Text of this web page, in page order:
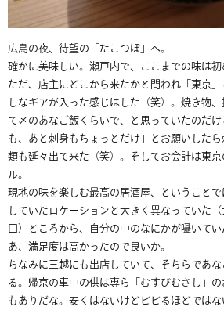
広島の夜、待望の「たこつぼ」へ。
確かに美味しい。瀬戸内で、ここまでの味は初
ただ、店主にどこから来たかと問われ「東京
しなギアが入った感じはした（笑）。焼き物
て〆のあなご飯くらいで、と思っていたのだ
も、あと刺身もちょっとだけ」とお願いした
類も延々出て来た（笑）。そしてお会計は東
ル。
現地の味を楽しむ最高の居酒屋、ということ
していたロケーションと大きく異なっていた
口）ところから、自分の中のなにかが囁いて
あ、満足度は高かったので良いか。
ちなみに三越にも出店していて、そちらであ
る。帰京の車中の供は専ら「むすびむさし」
もありだな。安くはないけどビビるほどではな